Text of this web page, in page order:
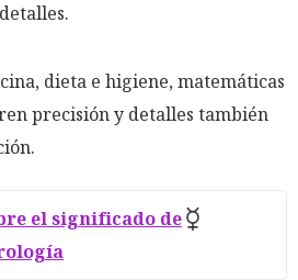
dieta e higiene, matemáticas
precisión y detalles también
el significado de